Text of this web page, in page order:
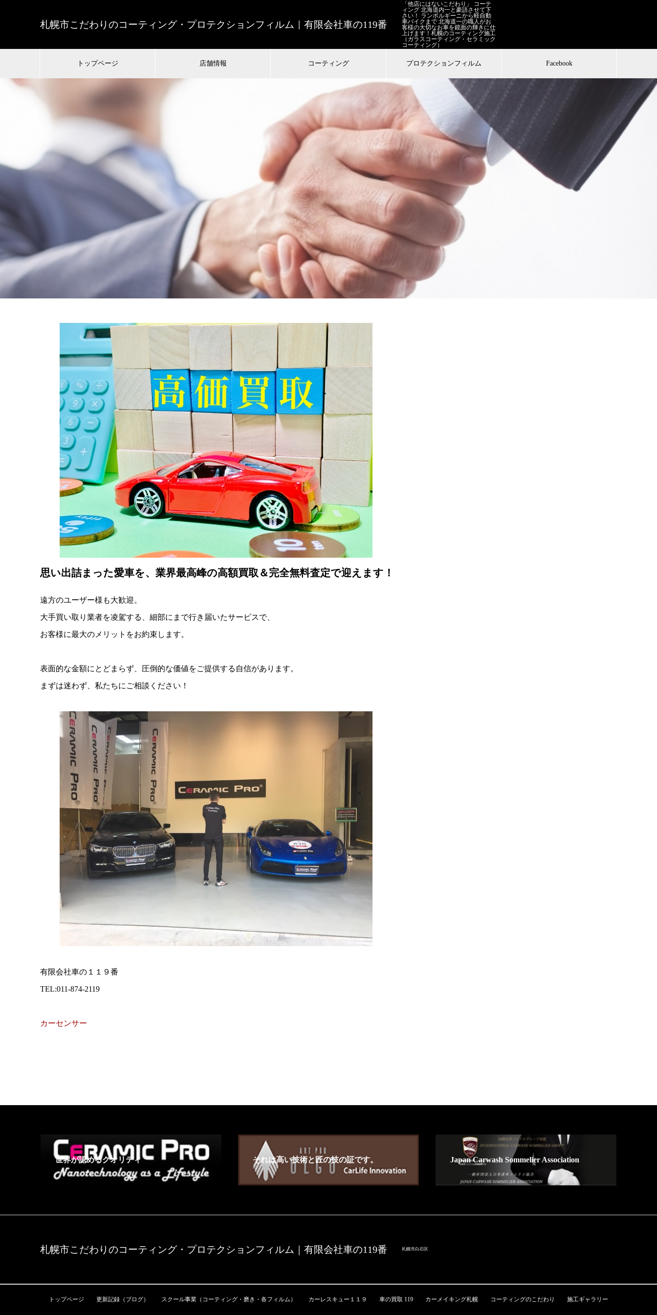
札幌市こだわりのコーティング・プロテクションフィルム｜有限会社車の119番
「他店にはないこだわり」 コーテ
ィング 北海道内一と豪語させて下
さい！ ランボルギーニから軽自動
車バイクまで 北海道一の職人がお
客様の大切なお車を鏡面の輝きに仕
上げます！札幌のコーティング施工
（ガラスコーティング・セラミック
コーティング）
トップページ 店舗情報 コーティング プロテクションフィルム Facebook
思い出詰まった愛車を、業界最高峰の高額買取＆完全無料査定で迎えます！
遠方のユーザー様も大歓迎。
大手買い取り業者を凌駕する、細部にまで行き届いたサービスで、
お客様に最大のメリットをお約束します。
表面的な金額にとどまらず、圧倒的な価値をご提供する自信があります。
まずは迷わず、私たちにご相談ください！
有限会社車の１１９番
TEL:011-874-2119
カーセンサー
世界が認めるクオリティ それは高い技術と匠の技の証です。 Japan Carwash Sommelier Association
札幌市こだわりのコーティング・プロテクションフィルム｜有限会社車の119番 札幌市白石区
トップページ 更新記録（ブログ） スクール事業（コーティング・磨き・各フィルム） カーレスキュー１１９ 車の買取 119 カーメイキング札幌 コーティングのこだわり 施工ギャラリー